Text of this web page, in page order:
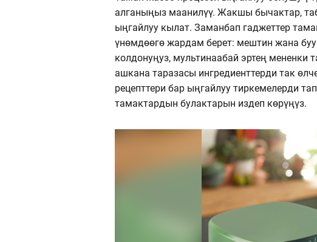
алганыңыз маанилүү. Жакшы бычактар,
ыңгайлуу кылат. Заманбап гаджеттер
үнөмдөөгө жардам берет: мештин жана
колдонуңуз, мультинаабай эртең
ашкана таразасы ингредиенттерди так
рецепттери бар ыңгайлуу тиркемелерди
тамактардын булактарын издеп көрүңүз.